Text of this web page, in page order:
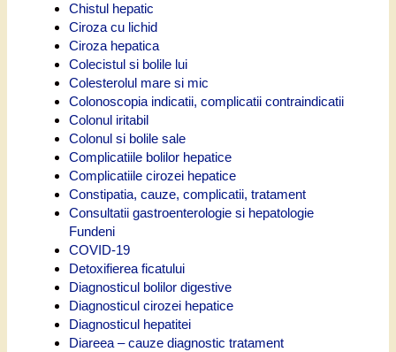
Chistul hepatic
Ciroza cu lichid
Ciroza hepatica
Colecistul si bolile lui
Colesterolul mare si mic
Colonoscopia indicatii, complicatii contraindicatii
Colonul iritabil
Colonul si bolile sale
Complicatiile bolilor hepatice
Complicatiile cirozei hepatice
Constipatia, cauze, complicatii, tratament
Consultatii gastroenterologie si hepatologie
Fundeni
COVID-19
Detoxifierea ficatului
Diagnosticul bolilor digestive
Diagnosticul cirozei hepatice
Diagnosticul hepatitei
Diareea – cauze diagnostic tratament